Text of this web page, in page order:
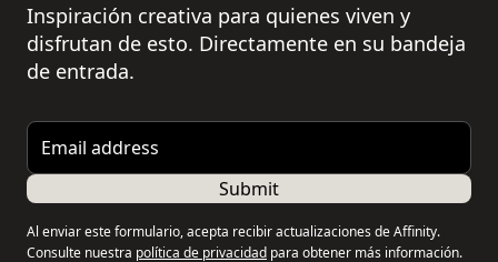
Inspiración creativa para quienes viven y
disfrutan de esto. Directamente en su bandeja
de entrada.
Email address
Submit
Al enviar este formulario, acepta recibir actualizaciones de Affinity.
Consulte nuestra política de privacidad para obtener más información.